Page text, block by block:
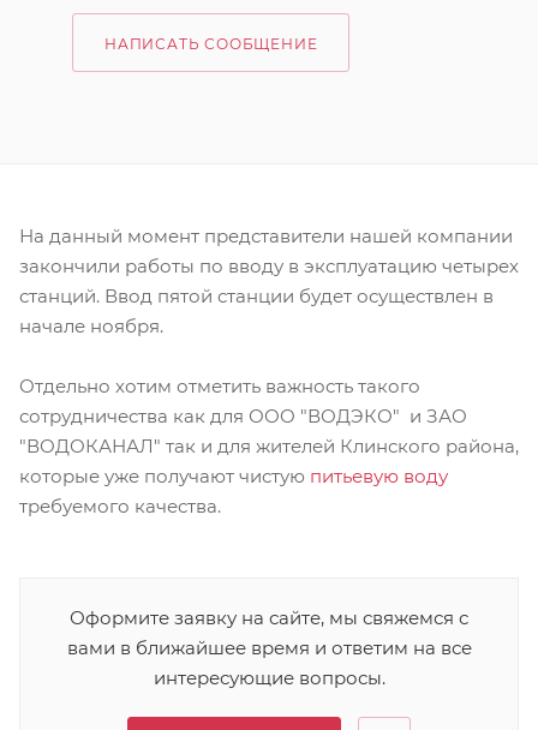
НАПИСАТЬ СООБЩЕНИЕ
На данный момент представители нашей компании
закончили работы по вводу в эксплуатацию четырех
станций. Ввод пятой станции будет осуществлен в
начале ноября.
Отдельно хотим отметить важность такого
сотрудничества как для ООО "ВОДЭКО" и ЗАО
"ВОДОКАНАЛ" так и для жителей Клинского района,
которые уже получают чистую питьевую воду
требуемого качества.
Оформите заявку на сайте, мы свяжемся с
вами в ближайшее время и ответим на все
интересующие вопросы.